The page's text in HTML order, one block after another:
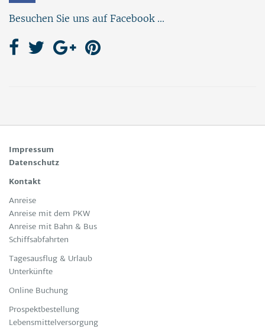
Besuchen Sie uns auf Facebook ...
Impressum
Datenschutz
Kontakt
Anreise
Anreise mit dem PKW
Anreise mit Bahn & Bus
Schiffsabfahrten
Tagesausflug & Urlaub
Unterkünfte
Online Buchung
Prospektbestellung
Lebensmittelversorgung